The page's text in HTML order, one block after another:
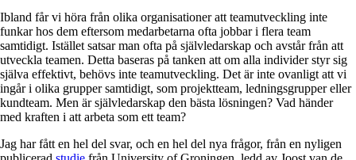
Ibland får vi höra från olika organisationer att teamutveckling inte
funkar hos dem eftersom medarbetarna ofta jobbar i flera team
samtidigt. Istället satsar man ofta på självledarskap och avstår från att
utveckla teamen. Detta baseras på tanken att om alla individer styr sig
själva effektivt, behövs inte teamutveckling. Det är inte ovanligt att vi
ingår i olika grupper samtidigt, som projektteam, ledningsgrupper eller
kundteam. Men är självledarskap den bästa lösningen? Vad händer
med kraften i att arbeta som ett team?
Jag har fått en hel del svar, och en hel del nya frågor, från en nyligen